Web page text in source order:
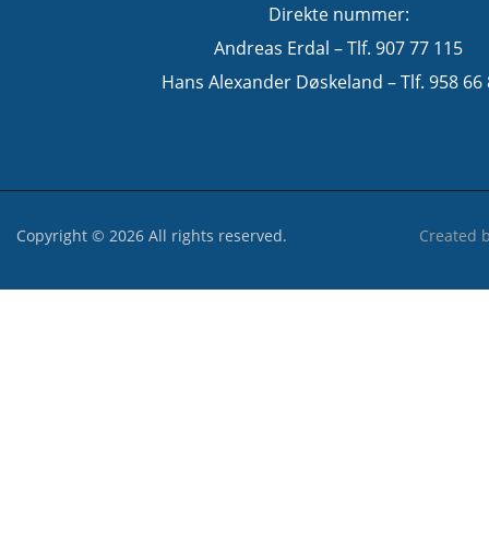
Direkte nummer:
Andreas Erdal – Tlf. 907 77 115
Hans Alexander Døskeland – Tlf. 958 66
Copyright © 2026 All rights reserved. Created